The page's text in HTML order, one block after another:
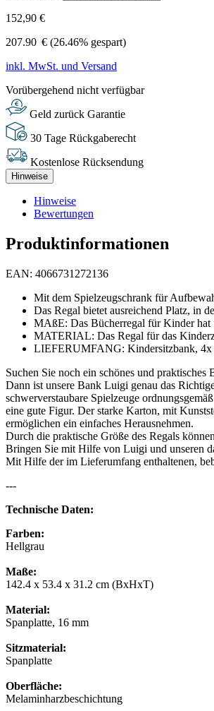
152,90 €
207.90 € (26.46% gespart)
inkl. MwSt. und Versand
Vorübergehend nicht verfügbar
Geld zurück Garantie
30 Tage Rückgaberecht
Kostenlose Rücksendung
Hinweise
Hinweise
Bewertungen
Produktinformationen
EAN: 4066731272136
Mit dem Spielzeugschrank für
Das Regal bietet ausreichend Platz, in
MAßE: Das Bücherregal für Kinder hat
MATERIAL: Das Regal für das
LIEFERUMFANG: Kindersitzbank, 4x
Suchen Sie noch ein schönes und
Dann ist unsere Bank Luigi genau das
schwerverstaubare Spielzeuge
eine gute Figur. Der starke Karton, mit
ermöglichen ein einfaches Herausnehmen.
Durch die praktische Größe des Regals
Bringen Sie mit Hilfe von Luigi und unseren
Mit Hilfe der im Lieferumfang enthaltenen,
---
Technische Daten:
Farben:
Hellgrau
Maße:
142.4 x 53.4 x 31.2 cm (BxHxT)
Material:
Spanplatte, 16 mm
Sitzmaterial:
Spanplatte
Oberfläche:
Melaminharzbeschichtung